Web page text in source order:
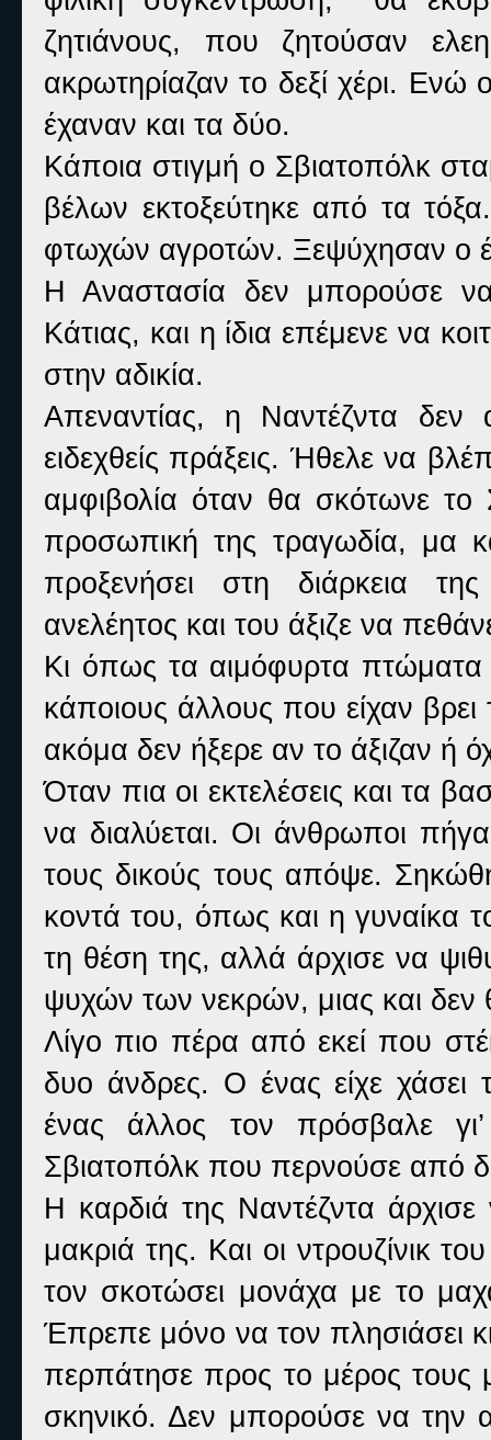
ζητιάνους, που ζητούσαν
ακρωτηρίαζαν το δεξί χέρι. Ενώ
έχαναν και τα δύο.
Κάποια στιγμή ο Σβιατοπόλκ
βέλων εκτοξεύτηκε από τα
φτωχών αγροτών. Ξεψύχησαν ο
Η Αναστασία δεν μπορούσε να
Κάτιας, και η ίδια επέμενε να
στην αδικία.
Απεναντίας, η Ναντέζντα
ειδεχθείς πράξεις. Ήθελε να
αμφιβολία όταν θα σκότωνε
προσωπική της τραγωδία, μα
προξενήσει στη διάρκεια
ανελέητος και του άξιζε να
Κι όπως τα αιμόφυρτα πτώματα
κάποιους άλλους που είχαν βρει
ακόμα δεν ήξερε αν το άξιζαν ή
Όταν πια οι εκτελέσεις και τα
να διαλύεται. Οι άνθρωποι
τους δικούς τους απόψε.
κοντά του, όπως και η γυναίκα
τη θέση της, αλλά άρχισε να
ψυχών των νεκρών, μιας και δεν
Λίγο πιο πέρα από εκεί που
δυο άνδρες. Ο ένας είχε χάσει
ένας άλλος τον πρόσβαλε
Σβιατοπόλκ που περνούσε από
Η καρδιά της Ναντέζντα
μακριά της. Και οι ντρουζίνικ
τον σκοτώσει μονάχα με το
Έπρεπε μόνο να τον πλησιάσει
περπάτησε προς το μέρος τους
σκηνικό. Δεν μπορούσε να την